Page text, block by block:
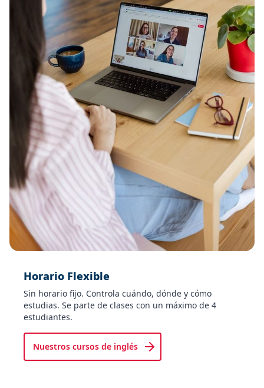
Horario Flexible
Sin horario fijo. Controla cuándo, dónde y cómo
estudias. Se parte de clases con un máximo de 4
estudiantes.
Nuestros cursos de inglés